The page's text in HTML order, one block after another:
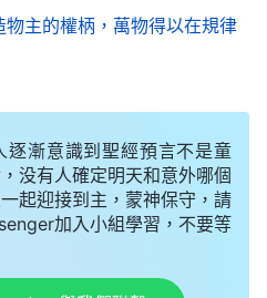
主的權柄，萬物得以在規律
逐漸意識到聖經預言不是童
没有人確定明天和意外哪個
起迎接到主，蒙神保守，請
加入小組學習，不要等